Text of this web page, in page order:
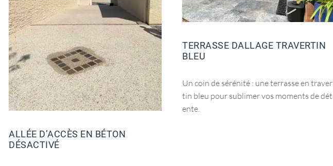
ALLÉE D’ACCÈS EN BÉTON
DÉSACTIVÉ
TERRASSE DALLAGE TRAVERTIN
BLEU
Un coin de sérénité : une terrasse en traver
tin bleu pour sublimer vos moments de dét
ente.